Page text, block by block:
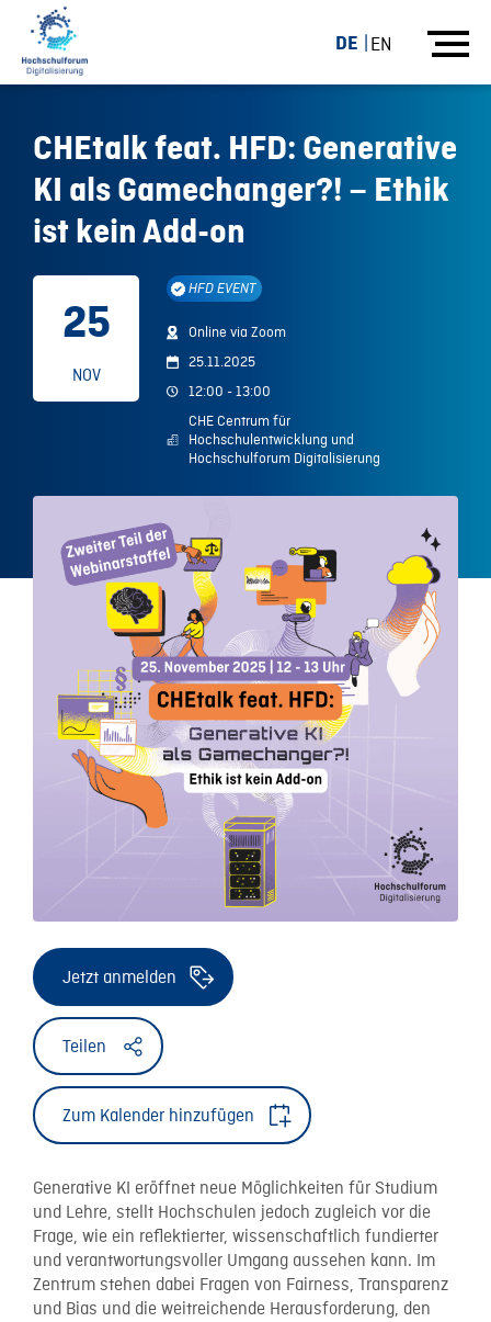
DE EN
CHEtalk feat. HFD: Generative
KI als Gamechanger?! – Ethik
ist kein Add-on
25
NOV
HFD EVENT
Online via Zoom
25.11.2025
12:00 - 13:00
CHE Centrum für
Hochschulentwicklung und
Hochschulforum Digitalisierung
Jetzt anmelden
Teilen
Zum Kalender hinzufügen
Generative KI eröffnet neue Möglichkeiten für Studium
und Lehre, stellt Hochschulen jedoch zugleich vor die
Frage, wie ein reflektierter, wissenschaftlich fundierter
und verantwortungsvoller Umgang aussehen kann. Im
Zentrum stehen dabei Fragen von Fairness, Transparenz
und Bias und die weitreichende Herausforderung, den